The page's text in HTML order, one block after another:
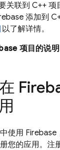
关联到 C++ 项
添加到
以了解详情。
项目的说明
在
使用 Firebase
您的应用。注